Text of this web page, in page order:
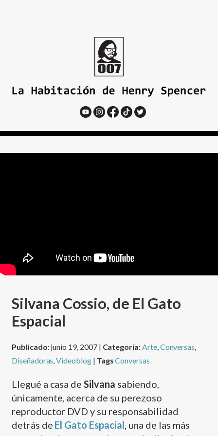
Silvana Cossio, de El Gato
Espacial
Publicado:junio 19, 2007 | Categoría: Arte, Conversas
Diseñadoras ,Videoblog| TagsConversas
Llegué a casa deSilvana sabiendo,
únicamente, acerca de su perezoso
reproductor DVD y su responsabilidad
detrás de El Gato Espacial , una de las más